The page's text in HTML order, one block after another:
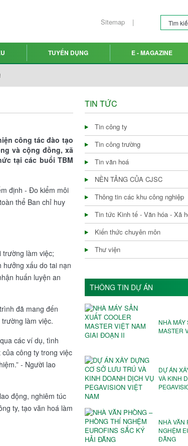
Sitemap
TUYỂN DỤNG E - MAGAZINE
công tác đào tạo
và cộng đồng, xã
tại các buổi TBM
định - Đo kiểm môi
thể Ban chỉ huy
làm việc;
hưởng xấu do tai nạn
huấn luyện an
đã mang đến
làm việc.
các ví dụ, tình
công ty trong việc
- Người lao
động, nghiêm túc
ty, tạo văn hoá làm
TIN TỨC
Tin công ty
Tin công trường
Tin văn hoá
NỀN TẢNG CỦA CJSC
Thông tin các khu công nghiệp
Tin tức Kinh tế - Văn hóa - Xã
Kiến thức chuyên môn
Thư viện
THÔNG TIN DỰ ÁN
NHÀ MÁY
MASTER
DỰ ÁN
VÀ KINH
NHÀ VĂN
NGHỆM
ĐĂNG